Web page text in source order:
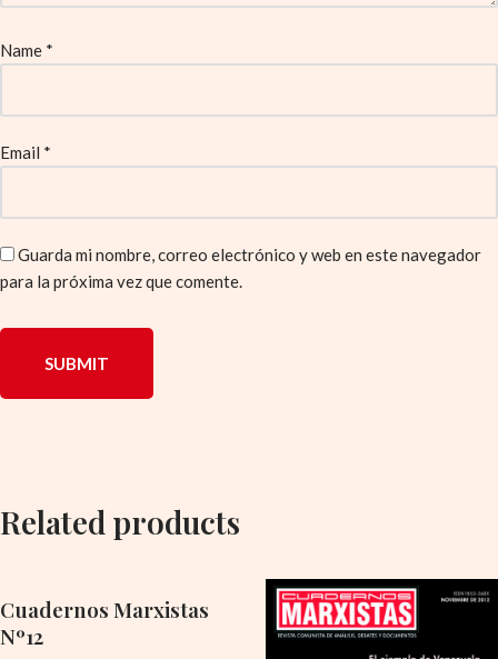
Name *
Email *
Guarda mi nombre, correo electrónico y web en este navegador
para la próxima vez que comente.
Related products
Cuadernos Marxistas
Nº12